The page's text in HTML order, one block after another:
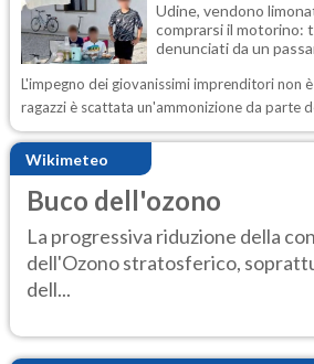
Udine, vendono
comprarsi il motorino:
denunciati da un
L'impegno dei giovanissimi imprenditori non
ragazzi è scattata un'ammonizione da parte
Wikimeteo
Buco dell'ozono
La progressiva riduzione della
dell'Ozono stratosferico,
dell...